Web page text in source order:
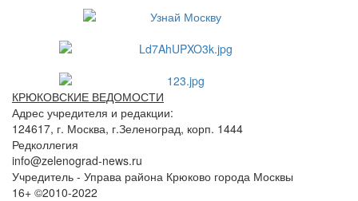
КРЮКОВСКИЕ ВЕДОМОСТИ
Адрес учредителя и редакции:
124617, г. Москва, г.Зеленоград, корп. 1444
Редколлегия
info@zelenograd-news.ru
Учредитель - Управа района Крюково города Москвы
16+ ©2010-2022